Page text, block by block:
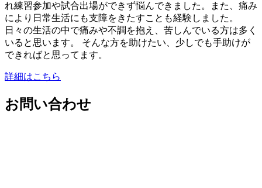
れ練習参加や試合出場ができず悩んできました。また、痛み
により日常生活にも支障をきたすことも経験しました。
日々の生活の中で痛みや不調を抱え、苦しんでいる方は多く
いると思います。 そんな方を助けたい、少しでも手助けが
できればと思ってます。
詳細はこちら
お問い合わせ